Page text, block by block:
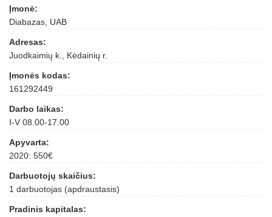
Įmonė:
Diabazas, UAB
Adresas:
Juodkaimių k., Kėdainių r.
Įmonės kodas:
161292449
Darbo laikas:
I-V 08.00-17.00
Apyvarta:
2020: 550€
Darbuotojų skaičius:
1 darbuotojas (apdraustasis)
Pradinis kapitalas: